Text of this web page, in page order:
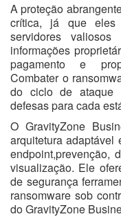
A proteção
crítica, já que
servidores
informações
pagamento e
Combater o
do ciclo de ataque
defesas para cada
O GravityZone
arquitetura adaptável
endpoint,prevenção,
visualização. Ele
de segurança
ransomware sob
do GravityZone